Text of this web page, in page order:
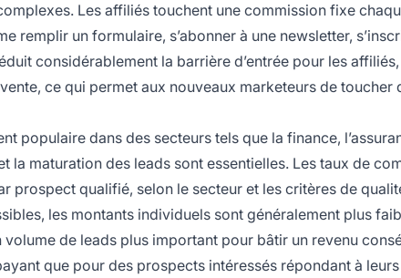
Les affiliés touchent une commission fixe
remplir un formulaire, s’abonner à une newsletter,
considérablement la barrière d’entrée pour les
ce qui permet aux nouveaux marketeurs de toucher
populaire dans des secteurs tels que la finance,
la maturation des leads sont essentielles. Les taux de
prospect qualifié, selon le secteur et les critères de
les montants individuels sont généralement plus
de leads plus important pour bâtir un revenu
que pour des prospects intéressés répondant à